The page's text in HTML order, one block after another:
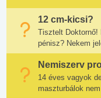
12 cm-kicsi?
Tisztelt Doktornő!
pénisz? Nekem
Nemiszerv
14 éves vagyok
maszturbálok